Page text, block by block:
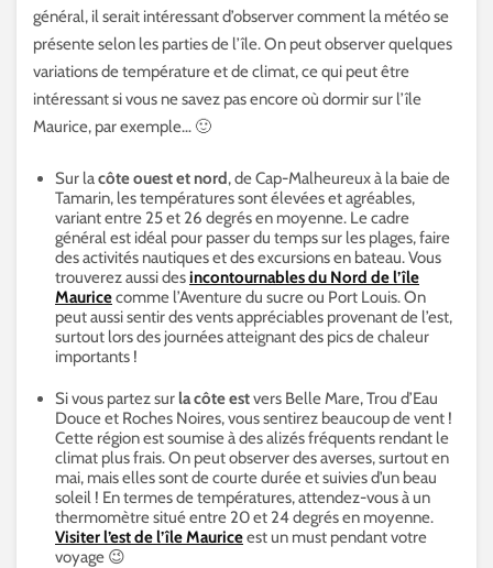
général, il serait intéressant d’observer comment la météo se
présente selon les parties de l’île. On peut observer quelques
variations de température et de climat, ce qui peut être
intéressant si vous ne savez pas encore où dormir sur l’île
Maurice, par exemple… 🙂
Sur lacôte ouest et nord, de Cap-Malheureux à la baie de
Tamarin, les températures sont élevées et agréables,
variant entre 25 et 26 degrés en moyenne. Le cadre
général est idéal pour passer du temps sur les plages, faire
des activités nautiques et des excursions en bateau. Vous
trouverez aussi desincontournables du Nord de l’île
Mauricecomme l’Aventure du sucre ou Port Louis. On
peut aussi sentir des vents appréciables provenant de l’est,
surtout lors des journées atteignant des pics de chaleur
importants !
Si vous partez sur la côte estvers Belle Mare, Trou d’Eau
Douce et Roches Noires, vous sentirez beaucoup de vent !
Cette région est soumise à des alizés fréquents rendant le
climat plus frais. On peut observer des averses, surtout en
mai, mais elles sont de courte durée et suivies d’un beau
soleil ! En termes de températures, attendez-vous à un
thermomètre situé entre 20 et 24 degrés en moyenne.
Visiter l’est de l’île Mauriceest un must pendant votre
voyage 😉